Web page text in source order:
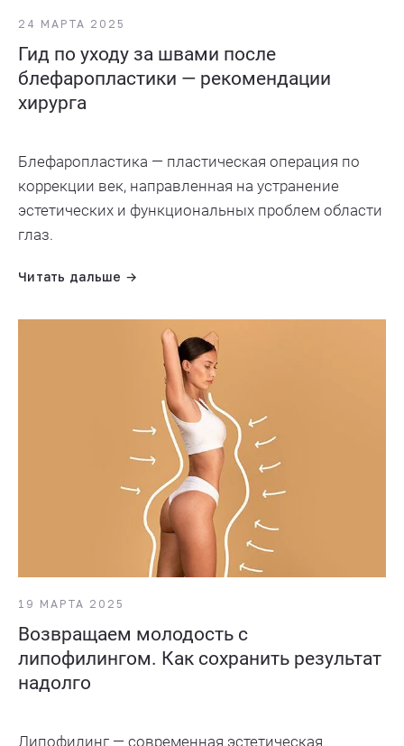
24 МАРТА 2025
Гид по уходу за швами после
блефаропластики — рекомендации
хирурга
Блефаропластика — пластическая операция по
коррекции век, направленная на устранение
эстетических и функциональных проблем области
глаз.
Читать дальше →
19 МАРТА 2025
Возвращаем молодость с
липофилингом. Как сохранить результат
надолго
Липофилинг — современная эстетическая